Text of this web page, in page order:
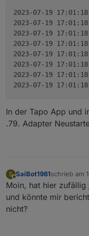
Loginablauf:
Die Tapo App
Steuern
2023-07-19
2023-07-19
2023-07-19
2023-07-19
2023-07-19
2023-07-19
2023-07-19
2023-07-19
In der Tapo App und
.79. Adapter
S
Offline
SaiBot1981schrieb am
zuletzt
Moin, hat hier zufällig
und könnte mir
nicht?